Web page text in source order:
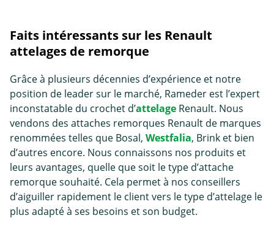
Faits intéressants sur les Renault
attelages de remorque
Grâce à plusieurs décennies d’expérience et notre
position de leader sur le marché, Rameder est l’expert
inconstatable du crochet d’attelage Renault. Nous
vendons des attaches remorques Renault de marques
renommées telles que Bosal, Westfalia, Brink et bien
d’autres encore. Nous connaissons nos produits et
leurs avantages, quelle que soit le type d’attache
remorquesouhaité. Cela permet à nos conseillers
d’aiguiller rapidement le client vers le type d’attelage le
plus adapté à ses besoins et son budget.